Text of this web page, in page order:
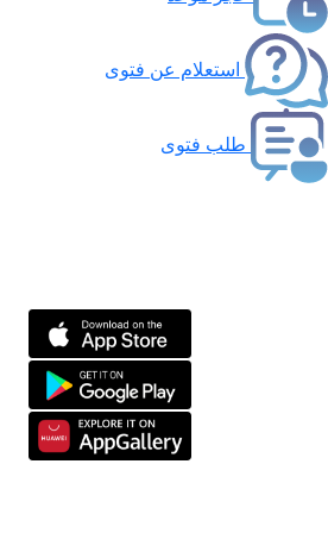
استعلام عن فتوى
طلب فتوى